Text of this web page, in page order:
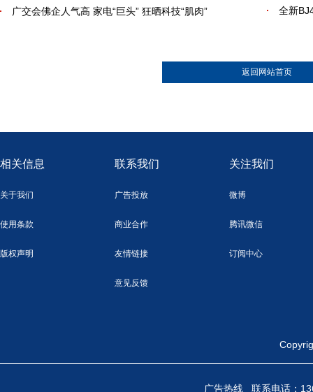
广交会佛企人气高 家电“巨头” 狂晒科技“肌肉”
全新
返回网站首页
相关信息
关于我们
使用条款
版权声明
联系我们
广告投放
商业合作
友情链接
意见反馈
关注我们
微博
腾讯微信
订阅中心
广告热线 联系电话：